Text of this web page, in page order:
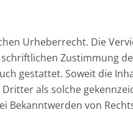
Urheberrecht. Die
Zustimmung
gestattet. Soweit die
als solche
Bekanntwerden von